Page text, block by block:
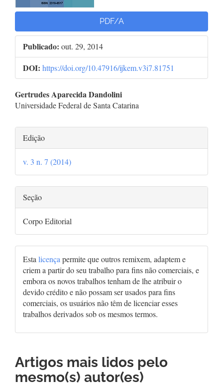
PDF/A
Publicado: out. 29, 2014
DOI: https://doi.org/10.47916/ijkem.v3i7.81751
Conteúdo
artigo
principal
Gertrudes Aparecida Dandolini
Universidade Federal de Santa Catarina
Detalhes
do
artigo
Edição
v. 3 n. 7 (2014)
Seção
Corpo Editorial
Esta licença permite que outros remixem, adaptem e
criem a partir do seu trabalho para fins não comerciais, e
embora os novos trabalhos tenham de lhe atribuir o
devido crédito e não possam ser usados para fins
comerciais, os usuários não têm de licenciar esses
trabalhos derivados sob os mesmos termos.
Artigos mais lidos pelo
mesmo(s) autor(es)